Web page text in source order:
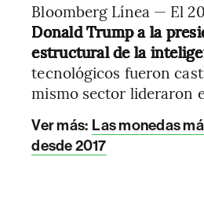
Bloomberg Línea — El
Donald Trump a la
estructural de la
tecnológicos fueron
mismo sector lideraron
Ver más: Las monedas
desde 2017